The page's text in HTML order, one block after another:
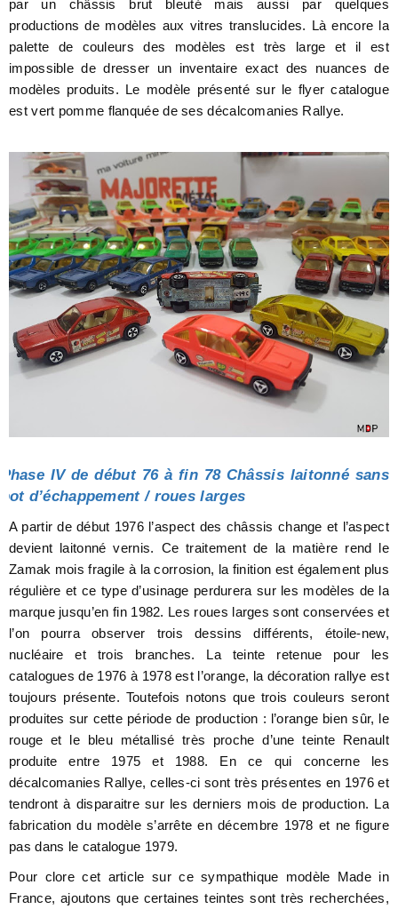
par un châssis brut bleuté mais aussi par quelques
productions de modèles aux vitres translucides. Là encore la
palette de couleurs des modèles est très large et il est
impossible de dresser un inventaire exact des nuances de
modèles produits. Le modèle présenté sur le flyer catalogue
est vert pomme flanquée de ses décalcomanies Rallye.
Phase IV de début 76 à fin 78 Châssis laitonné sans
pot d’échappement / roues larges
A partir de début 1976 l’aspect des châssis change et l’aspect
devient laitonné vernis. Ce traitement de la matière rend le
Zamak mois fragile à la corrosion, la finition est également plus
régulière et ce type d’usinage perdurera sur les modèles de la
marque jusqu’en fin 1982. Les roues larges sont conservées et
l’on pourra observer trois dessins différents, étoile-new,
nucléaire et trois branches. La teinte retenue pour les
catalogues de 1976 à 1978 est l’orange, la décoration rallye est
toujours présente. Toutefois notons que trois couleurs seront
produites sur cette période de production : l’orange bien sûr, le
rouge et le bleu métallisé très proche d’une teinte Renault
produite entre 1975 et 1988. En ce qui concerne les
décalcomanies Rallye, celles-ci sont très présentes en 1976 et
tendront à disparaitre sur les derniers mois de production. La
fabrication du modèle s’arrête en décembre 1978 et ne figure
pas dans le catalogue 1979.
Pour clore cet article sur ce sympathique modèle Made in
France, ajoutons que certaines teintes sont très recherchées,